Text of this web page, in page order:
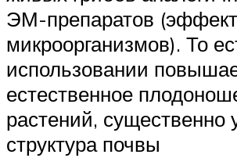
ЭМ-препаратов
микроорганизмов). То
использовании
естественное
растений, существенно
структура почвы